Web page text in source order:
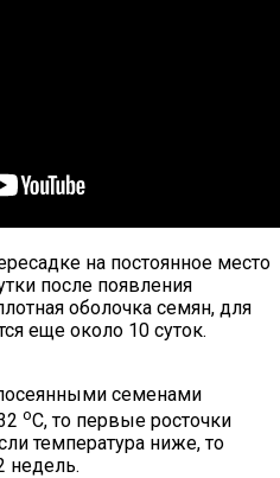
на постоянное место
после появления
оболочка семян, для
еще около 10 суток.
семенами
оС, то первые росточки
температура ниже, то
недель.